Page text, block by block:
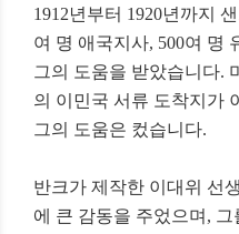
1912년부터 1920년까지
여 명 애국지사, 500여 명
그의 도움을 받았습니다.
의 이민국 서류 도착지가
그의 도움은 컸습니다.
반크가 제작한 이대위 선
에 큰 감동을 주었으며,